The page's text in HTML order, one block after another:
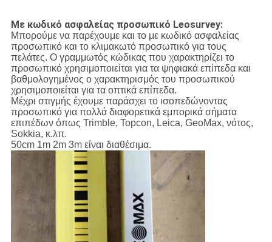
Με κωδικό ασφαλείας προσωπικό Leosurvey:
Μπορούμε να παρέχουμε και το με κωδικό ασφαλείας
προσωπικό και το κλιμακωτό προσωπικό για τους
πελάτες. Ο γραμμωτός κώδικας που χαρακτηρίζει το
προσωπικό χρησιμοποιείται για τα ψηφιακά επίπεδα και
βαθμολογημένος ο χαρακτηρισμός του προσωπικού
χρησιμοποιείται για τα οπτικά επίπεδα.
Μέχρι στιγμής έχουμε παράσχει το ισοπεδώνοντας
προσωπικό για πολλά διαφορετικά εμπορικά σήματα
επιπέδων όπως Trimble, Topcon, Leica, GeoMax, νότος,
Sokkia, κ.λπ.
50cm 1m 2m 3m είναι διαθέσιμα.